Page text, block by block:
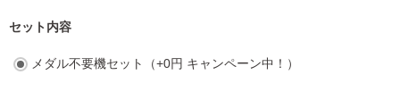
セット内容
メダル不要機セット（+0円 キャンペーン中！）